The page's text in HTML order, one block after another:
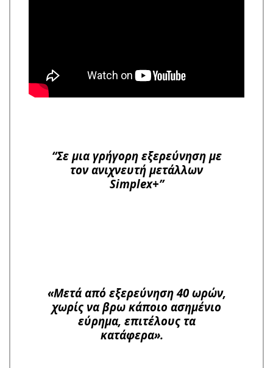
“Σε μια γρήγορη εξερεύνηση με
τον ανιχνευτή μετάλλων
Simplex+”
«Μετά από εξερεύνηση 40 ωρών,
χωρίς να βρω κάποιο ασημένιο
εύρημα, επιτέλους τα
κατάφερα».